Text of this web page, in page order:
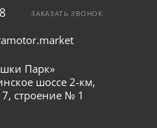
ЗАКАЗАТЬ ЗВОНОК
Парк»
шоссе 2-км,
строение № 1